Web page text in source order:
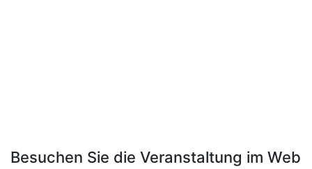
Besuchen Sie die Veranstaltung im Web